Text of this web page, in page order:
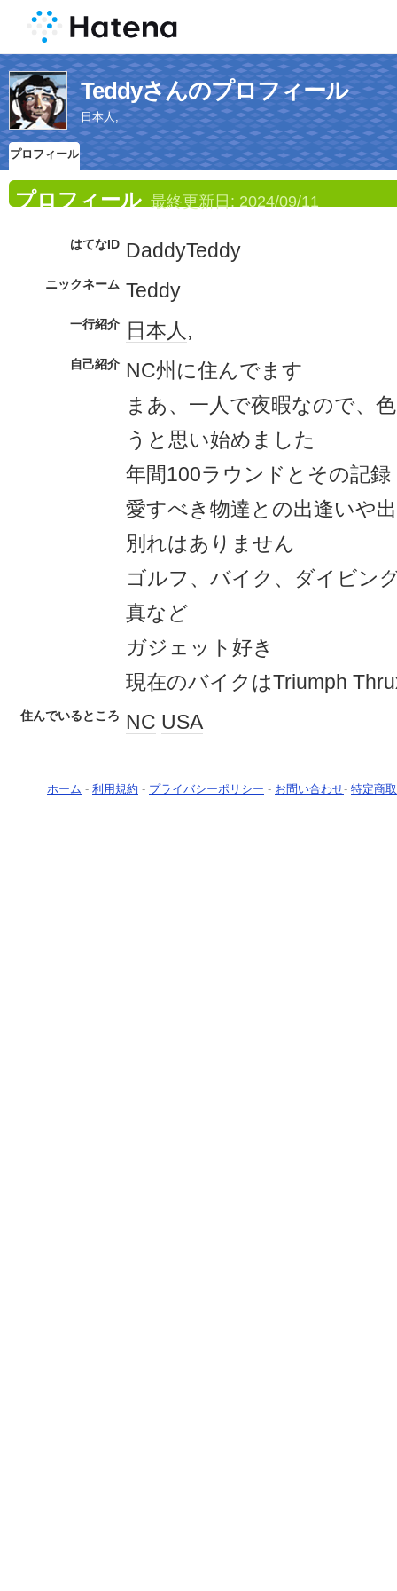
Teddyさんのプロフィール
日本人,
プロフィール
プロフィール 最終更新日: 2024/09/11
はてなID DaddyTeddy
ニックネーム Teddy
一行紹介 日本人 ,
自己紹介 NC州に住んでます
まあ、一人で夜暇なので、
うと思い始めました
年間100ラウンドとその記録
愛すべき物達との出逢いや
別れはありません
ゴルフ、バイク、ダイビン
真など
ガジェット好き
現在のバイクはTriumph
住んでいるところ NC USA
ホーム - 利用規約 - プライバシーポリシー - お問い合わせ- 特定商